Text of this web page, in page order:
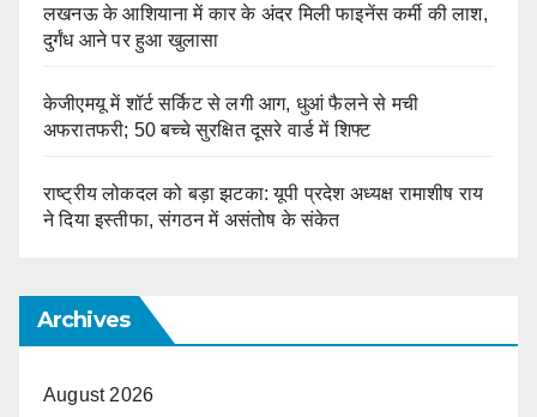
लखनऊ के आशियाना में कार के अंदर मिली फाइनेंस कर्मी की लाश,
दुर्गंध आने पर हुआ खुलासा
केजीएमयू में शॉर्ट सर्किट से लगी आग, धुआं फैलने से मची
अफरातफरी; 50 बच्चे सुरक्षित दूसरे वार्ड में शिफ्ट
राष्ट्रीय लोकदल को बड़ा झटका: यूपी प्रदेश अध्यक्ष रामाशीष राय
ने दिया इस्तीफा, संगठन में असंतोष के संकेत
Archives
August 2026